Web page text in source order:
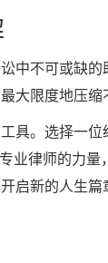
中不可或缺
大限度地压缩
具。选择一
业律师的力
启新的人生篇